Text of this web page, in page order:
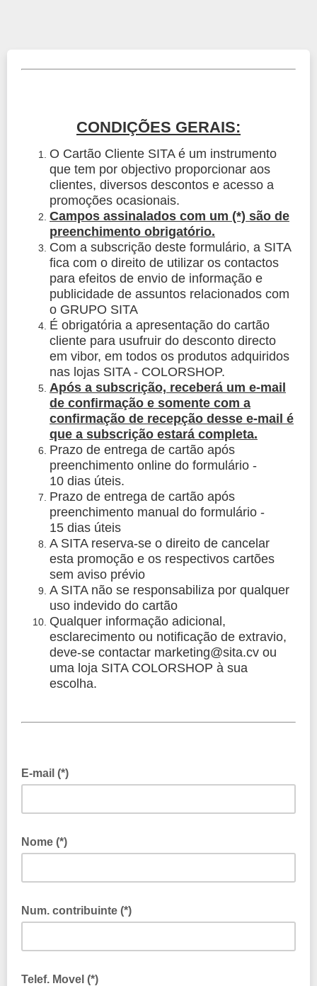
CONDIÇÕES GERAIS:
O Cartão Cliente SITA é um instrumento
que tem por objectivo proporcionar aos
clientes, diversos descontos e acesso a
promoções ocasionais.
Campos assinalados com um (*) são de
preenchimento obrigatório.
Com a subscrição deste formulário, a SITA
fica com o direito de utilizar os contactos
para efeitos de envio de informação e
publicidade de assuntos relacionados com
o GRUPO SITA
É obrigatória a apresentação do cartão
cliente para usufruir do desconto directo
em vibor, em todos os produtos adquiridos
nas lojas SITA - COLORSHOP.
Após a subscrição, receberá um e-mail
de confirmação e somente com a
confirmação de recepção desse e-mail é
que a subscrição estará completa.
Prazo de entrega de cartão após
preenchimento online do formulário -
10 dias úteis.
Prazo de entrega de cartão após
preenchimento manual do formulário -
15 dias úteis
A SITA reserva-se o direito de cancelar
esta promoção e os respectivos cartões
sem aviso prévio
A SITA não se responsabiliza por qualquer
uso indevido do cartão
Qualquer informação adicional,
esclarecimento ou notificação de extravio,
deve-se contactar marketing@sita.cv ou
uma loja SITA COLORSHOP à sua
escolha.
E-mail (*)
Nome (*)
Num. contribuinte (*)
emitido.
Telef. Movel (*)